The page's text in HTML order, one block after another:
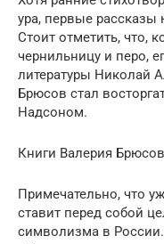
ура, первые
Стоит отметить, что,
чернильницу и перо,
литературы Николай
Брюсов стал
Надсоном.
Книги Валерия
Примечательно, что
ставит перед собой
символизма в